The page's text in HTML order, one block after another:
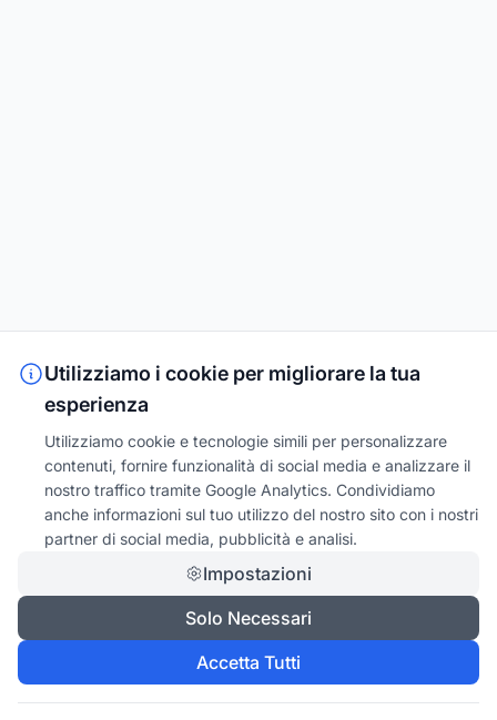
Utilizziamo i cookie per migliorare la tua
esperienza
Utilizziamo cookie e tecnologie simili per personalizzare
contenuti, fornire funzionalità di social media e analizzare il
nostro traffico tramite Google Analytics. Condividiamo
anche informazioni sul tuo utilizzo del nostro sito con i nostri
partner di social media, pubblicità e analisi.
Impostazioni
Solo Necessari
Accetta Tutti